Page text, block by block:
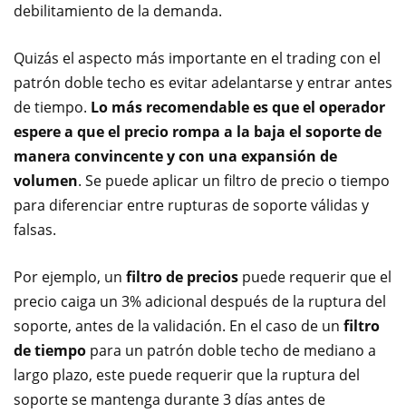
debilitamiento de la demanda.
Quizás el aspecto más importante en el trading con el
patrón doble techo es evitar adelantarse y entrar antes
de tiempo. Lo más recomendable es que el operador
espere a que el precio rompa a la baja el soporte de
manera convincente y con una expansión de
volumen. Se puede aplicar un filtro de precio o tiempo
para diferenciar entre rupturas de soporte válidas y
falsas.
Por ejemplo, un filtro de precios puede requerir que el
precio caiga un 3% adicional después de la ruptura del
soporte, antes de la validación. En el caso de un filtro
de tiempo para un patrón doble techo de mediano a
largo plazo, este puede requerir que la ruptura del
soporte se mantenga durante 3 días antes de